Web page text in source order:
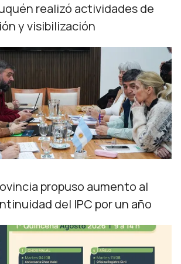
realizó actividades de
y visibilización
propuso aumento al
del IPC por un año